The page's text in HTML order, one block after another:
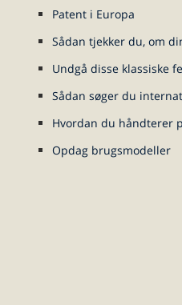
Patent i Europa
Sådan tjekker du, om
Undgå disse klassiske
Sådan søger du
Hvordan du håndterer
Opdag brugsmodeller